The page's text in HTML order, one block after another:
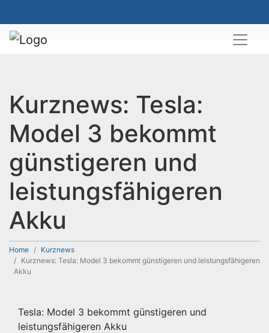
Kurznews: Tesla:
Model 3 bekommt
günstigeren und
leistungsfähigeren
Akku
Home
Kurznews
Kurznews: Tesla: Model 3 bekommt günstigeren und leistungsfähigeren
Akku
Tesla: Model 3 bekommt günstigeren und
leistungsfähigeren Akku